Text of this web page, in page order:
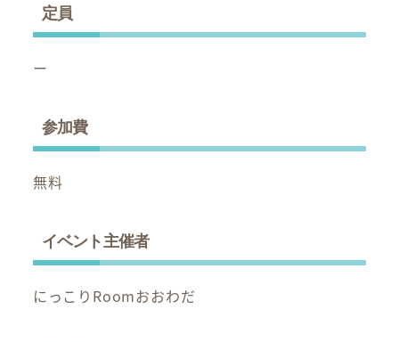
定員
ー
参加費
無料
イベント主催者
にっこりRoomおおわだ